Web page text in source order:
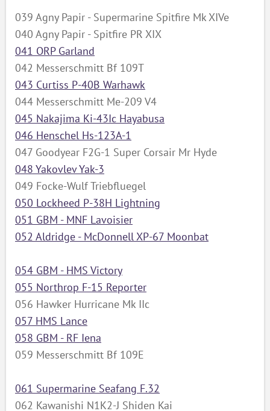
039 Agny Papir - Supermarine Spitfire Mk XIVe
040 Agny Papir - Spitfire PR XIX
041 ORP Garland
042 Messerschmitt Bf 109T
043 Curtiss P-40B Warhawk
044 Messerschmitt Me-209 V4
045 Nakajima Ki-43Ic Hayabusa
046 Henschel Hs-123A-1
047 Goodyear F2G-1 Super Corsair Mr Hyde
048 Yakovlev Yak-3
049 Focke-Wulf Triebfluegel
050 Lockheed P-38H Lightning
051 GBM - MNF Lavoisier
052 Aldridge - McDonnell XP-67 Moonbat
054 GBM - HMS Victory
055 Northrop F-15 Reporter
056 Hawker Hurricane Mk IIc
057 HMS Lance
058 GBM - RF Iena
059 Messerschmitt Bf 109E
061 Supermarine Seafang F.32
062 Kawanishi N1K2-J Shiden Kai